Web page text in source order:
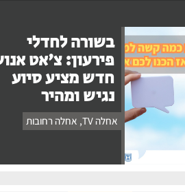
בשורה לחדלי
פירעון: צ'אט
חדש מציע סיוע
נגיש ומהיר
אחלה TV , אחלה רחובות